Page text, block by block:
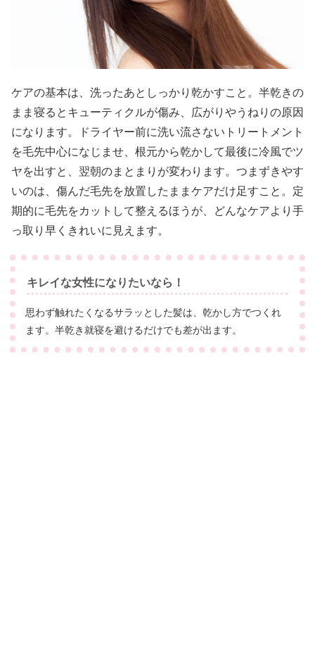
ケアの基本は、洗ったあとしっかり乾かすこと。半乾きの
まま寝るとキューティクルが傷み、広がりやうねりの原因
になります。ドライヤー前に洗い流さないトリートメント
を毛先中心になじませ、根元から乾かして最後に冷風でツ
ヤを出すと、翌朝のまとまりが変わります。つまずきやす
いのは、傷んだ毛先を放置したままケアだけ足すこと。定
期的に毛先をカットして整えるほうが、どんなケアより手
っ取り早くきれいに見えます。
キレイな女性になりたいなら！
思わず触れたくなるサラッとした髪は、乾かし方でつくれ
ます。半乾き就寝を避けるだけでも差が出ます。